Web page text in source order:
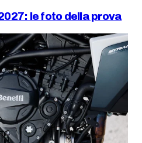
le foto della prova